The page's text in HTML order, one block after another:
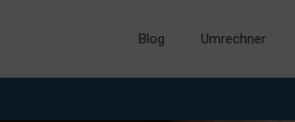
Blog Umrechner